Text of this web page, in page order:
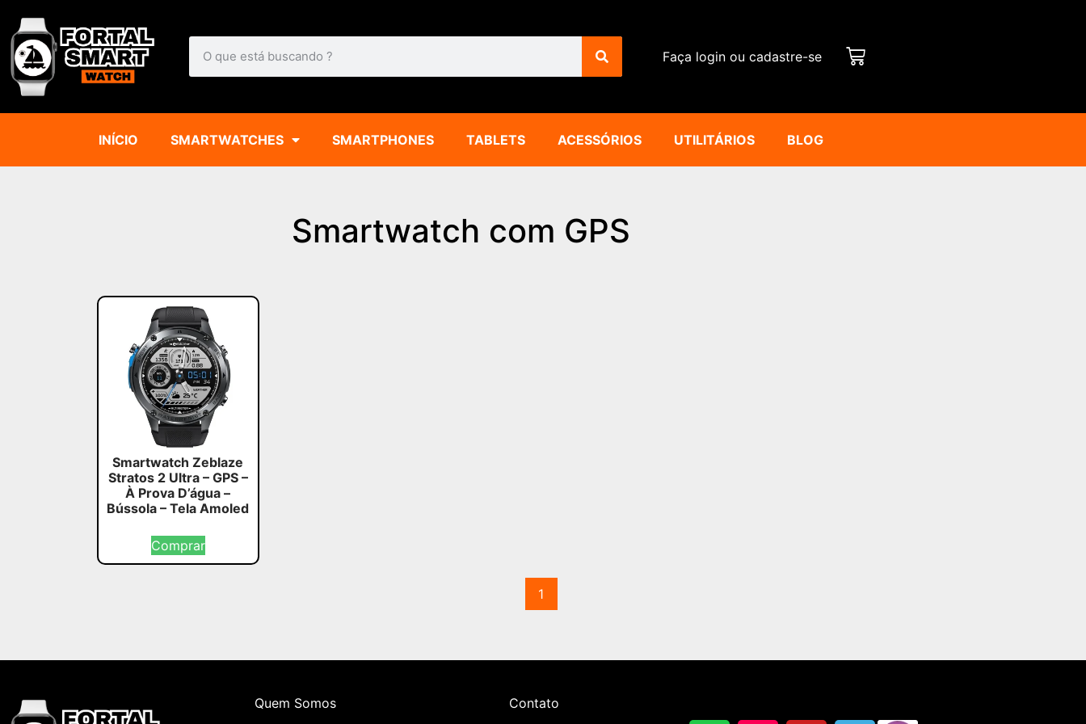
Faça login ou cadastre-se
INÍCIO SMARTWATCHES SMARTPHONES TABLETS ACESSÓRIOS UTILITÁRIOS BLOG
Smartwatch com GPS
Smartwatch Zeblaze
Stratos 2 Ultra – GPS –
À Prova D’água –
Bússola – Tela Amoled
Comprar
1
Quem Somos Contato